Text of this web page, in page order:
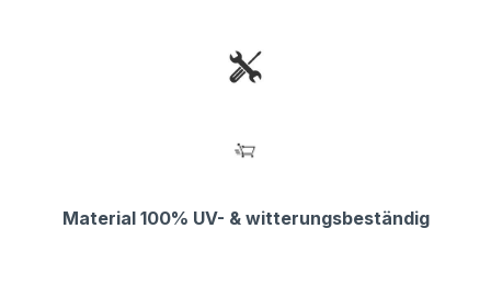
Material 100% UV- & witterungsbeständig